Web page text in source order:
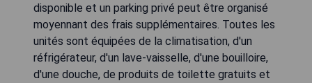
disponible et un parking privé peut être organisé
moyennant des frais supplémentaires. Toutes les
unités sont équipées de la climatisation, d'un
réfrigérateur, d'un lave-vaisselle, d'une bouilloire,
d'une douche, de produits de toilette gratuits et